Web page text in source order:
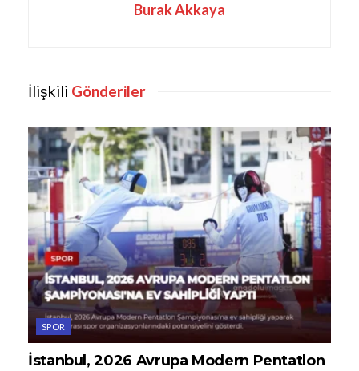
Burak Akkaya
İlişkili Gönderiler
SPOR
İstanbul, 2026 Avrupa Modern Pentatlon